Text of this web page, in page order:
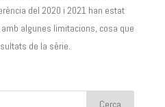
del 2020 i 2021 han estat
algunes limitacions, cosa que
de la sèrie.